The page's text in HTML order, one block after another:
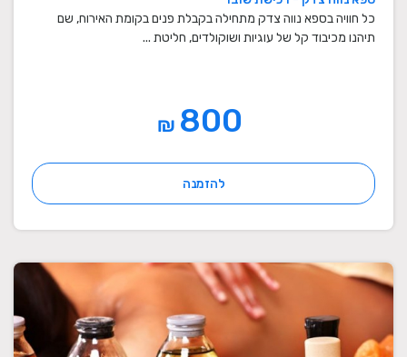
כל חוויה בספא נווה צדק מתחילה בקבלת פנים בקומת האירוח, שם
תיהנו מכיבוד קל של עוגיות ושוקולדים, חליטת ...
₪
להזמנה